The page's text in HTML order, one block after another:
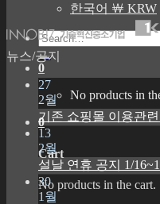
한국어 ￦ KRW
Search
for:
0
No products in
0
Cart
No products in the cart.
뉴스/공지
27
2월
기존 쇼핑몰 이용관련
13
2월
설날 연휴 공지 1/
30
1월